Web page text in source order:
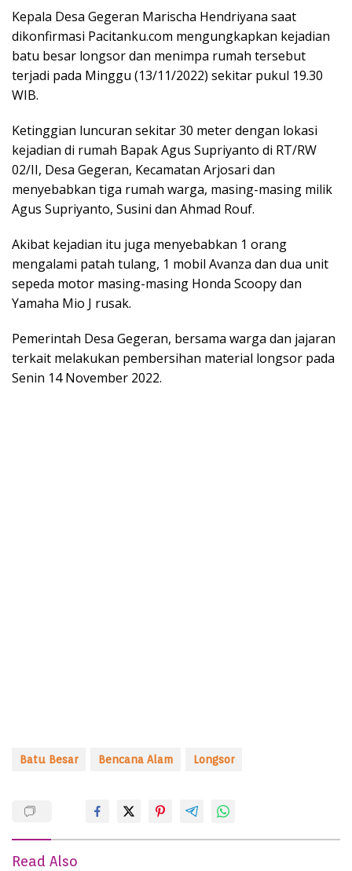
Kepala Desa Gegeran Marischa Hendriyana saat
dikonfirmasi Pacitanku.com mengungkapkan kejadian
batu besar longsor dan menimpa rumah tersebut
terjadi pada Minggu (13/11/2022) sekitar pukul 19.30
WIB.
Ketinggian luncuran sekitar 30 meter dengan lokasi
kejadian di rumah Bapak Agus Supriyanto di RT/RW
02/II, Desa Gegeran, Kecamatan Arjosari dan
menyebabkan tiga rumah warga, masing-masing milik
Agus Supriyanto, Susini dan Ahmad Rouf.
Akibat kejadian itu juga menyebabkan 1 orang
mengalami patah tulang, 1 mobil Avanza dan dua unit
sepeda motor masing-masing Honda Scoopy dan
Yamaha Mio J rusak.
Pemerintah Desa Gegeran, bersama warga dan jajaran
terkait melakukan pembersihan material longsor pada
Senin 14 November 2022.
Batu Besar Bencana Alam Longsor
Read Also